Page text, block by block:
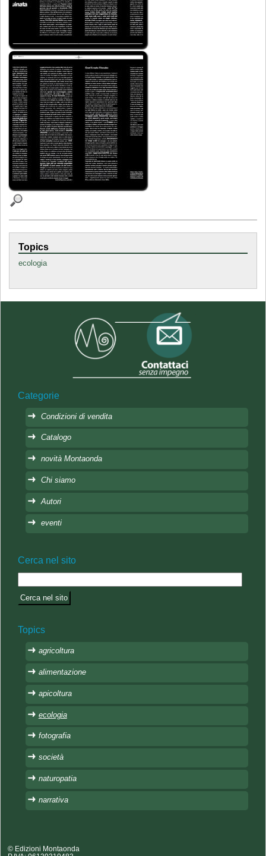
Topics
ecologia
Categorie
Condizioni di vendita
Catalogo
novità Montaonda
Chi siamo
Autori
eventi
Cerca nel sito
Topics
agricoltura
alimentazione
apicoltura
ecologia
fotografia
società
naturopatia
narrativa
© Edizioni Montaonda